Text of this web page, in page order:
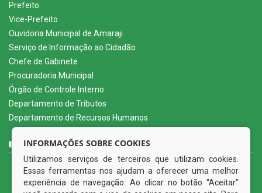
Prefeito
Vice-Prefeito
Ouvidoria Municipal de Amaraji
Serviço de Informação ao Cidadão
Chefe de Gabinete
Procuradoria Municipal
Órgão de Controle Interno
Departamento de Tributos
Departamento de Recursos Humanos
CURTA NOSSA FAN PAGE
INFORMAÇÕES SOBRE COOKIES
Utilizamos serviços de terceiros que utilizam cookies.
Essas ferramentas nos ajudam a oferecer uma melhor
experiência de navegação. Ao clicar no botão “Aceitar”